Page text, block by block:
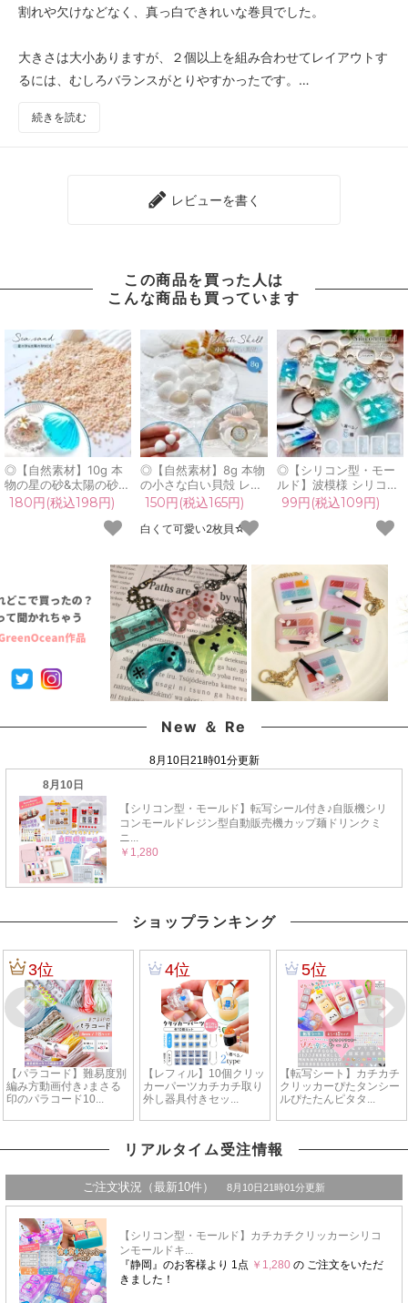
割れや欠けなどなく、真っ白できれいな巻貝でした。
大きさは大小ありますが、２個以上を組み合わせてレイアウトす
るには、むしろバランスがとりやすかったです。
続きを読む
レビューを書く
この商品を買った人は
こんな商品も買っています
◎【自然素材】10g 本
物の星の砂&太陽の砂ミ
ックス レジン封入素材
封入パーツ シェイカー
デコパーツ 星砂 サンド
クラフト 夏休み 工作
180円(税込198円)
◎【自然素材】8g 本物
の小さな白い貝殻 レジ
ン封入素材 封入パーツ
シェイカー デコパーツ
小さい ホワイト シェル
フト 夏休み 工作
150円(税込165円)
白くて可愛い2枚貝☆
◎【シリコン型・モー
ルド】波模様 シリコン
モールド レジン型 マリ
ン 夏 海 水面 海面 四角
形 丸 深い 厚い アクセ
クラフト 《選べる5
種》
99円(税込109円)
New ＆ Re
ショップランキング
リアルタイム受注情報